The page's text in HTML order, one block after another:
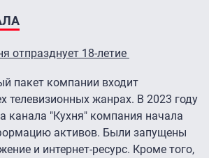
отпразднует 18-летие
пакет компании входит
телевизионных жанрах. В 2023 году
канала "Кухня" компания начала
активов. Были запущены
и интернет-ресурс. Кроме того,